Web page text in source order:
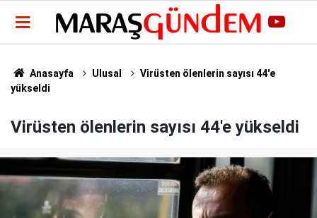
Anasayfa Ulusal
Virüsten ölenlerin sayısı 44'e
yükseldi
Virüsten ölenlerin sayısı 44'e yükseldi